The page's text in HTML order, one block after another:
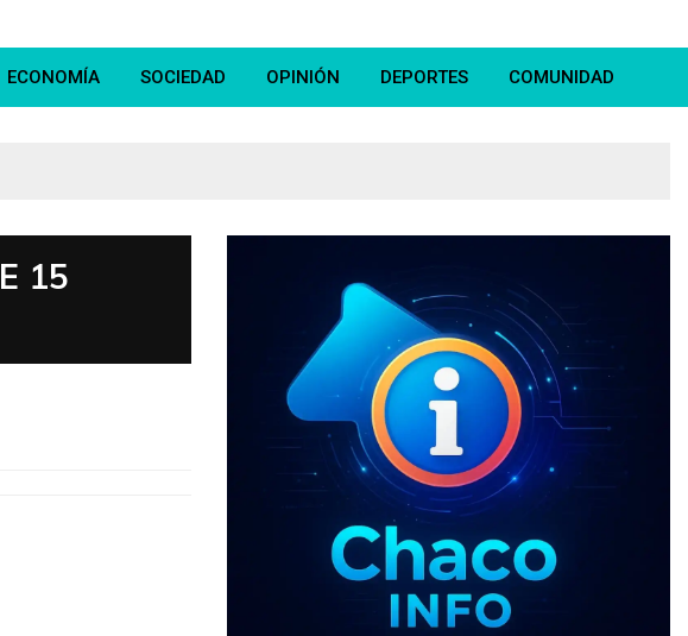
ECONOMÍA SOCIEDAD OPINIÓN DEPORTES COMUNIDAD
15